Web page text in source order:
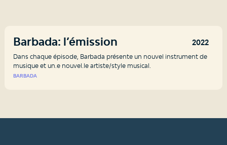
2022
Barbada: l’émission
Dans chaque épisode, Barbada présente un nouvel instrument de
musique et un.e nouvel.le artiste/style musical.
BARBADA